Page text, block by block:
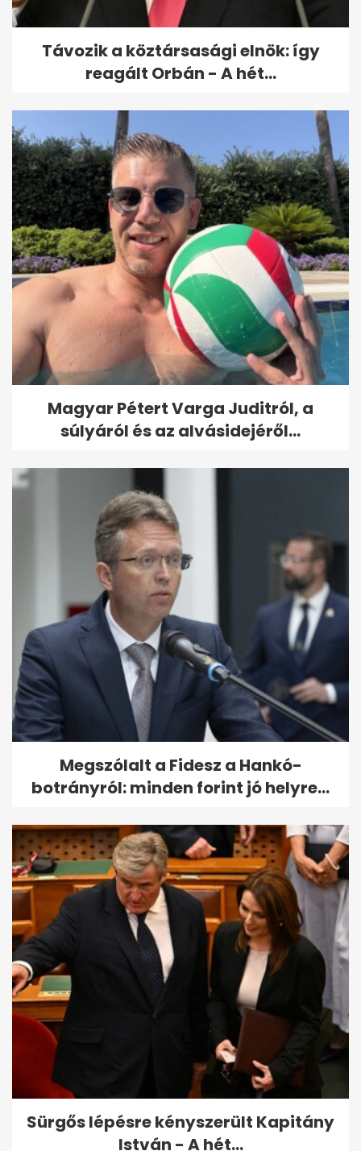
Távozik a köztársasági elnök: így
reagált Orbán - A hét...
Magyar Pétert Varga Juditról, a
súlyáról és az alvásidejéről...
Megszólalt a Fidesz a Hankó-
botrányról: minden forint jó helyre...
Sürgős lépésre kényszerült Kapitány
István - A hét...